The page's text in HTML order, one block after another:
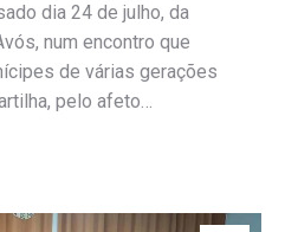
dia 24 de julho, da
num encontro que
de várias gerações
pelo afeto…